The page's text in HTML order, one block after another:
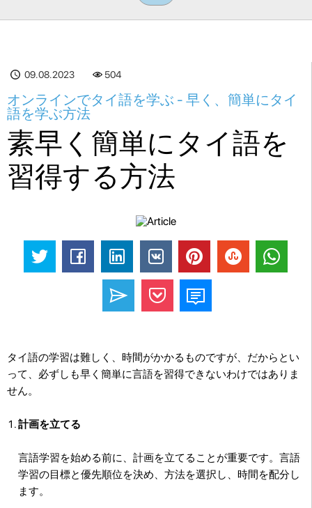
09.08.2023 504
オンラインでタイ語を学ぶ - 早く、簡単にタイ
語を学ぶ方法
素早く簡単にタイ語を
習得する方法
タイ語の学習は難しく、時間がかかるものですが、だからとい
って、必ずしも早く簡単に言語を習得できないわけではありま
せん。
計画を立てる
言語学習を始める前に、計画を立てることが重要です。言語
学習の目標と優先順位を決め、方法を選択し、時間を配分し
ます。